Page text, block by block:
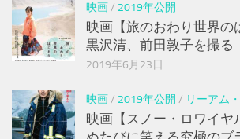
映画/ 2019年公開
映画【旅のおわり世界の
黒沢清、前田敦子を撮る
2019年6月23日
映画/ 2019年公開 / リーアム
映画【スノー・ロワイヤ